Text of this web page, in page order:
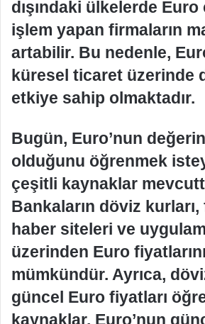
dışındaki ülkelerde
işlem yapan firmaların
artabilir. Bu nedenle,
küresel ticaret üzerinde
etkiye sahip olmaktadır.
Bugün, Euro’nun
olduğunu öğrenmek
çeşitli kaynaklar
Bankaların döviz
haber siteleri ve
üzerinden Euro
mümkündür. Ayrıca,
güncel Euro fiyatları
kaynaklar, Euro’nun